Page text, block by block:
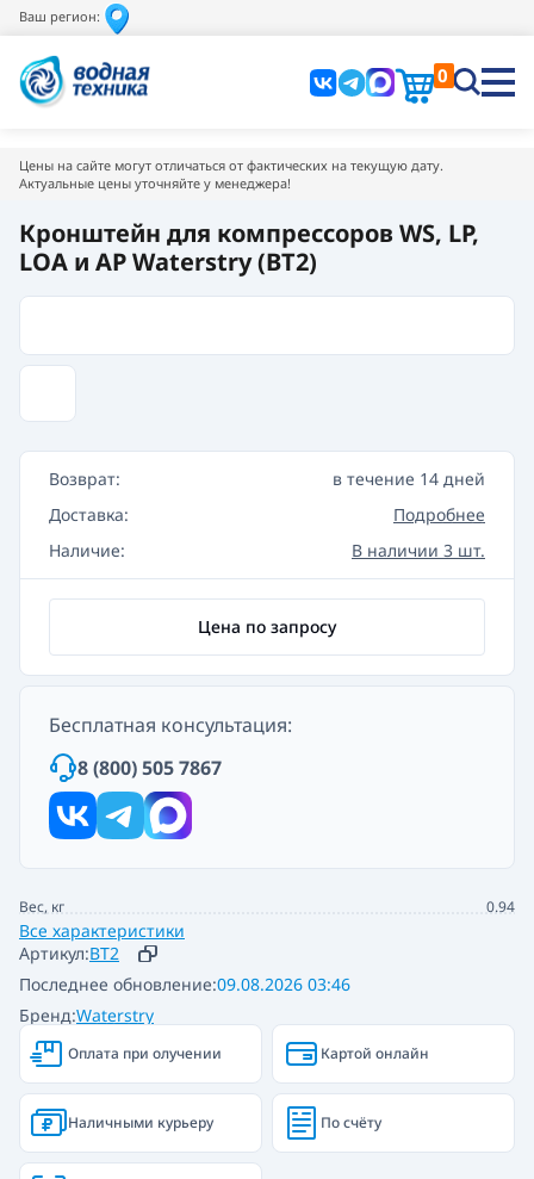
Ваш регион:
0
Цены на сайте могут отличаться от фактических на текущую дату.
Актуальные цены уточняйте у менеджера!
Кронштейн для компрессоров WS, LP,
LOA и AP Waterstry (ВТ2)
Артикул:ВТ2
Бренд:Waterstry
Последнее обновление:09.08.2026 03:46
Вес, кг 0.94
Все характеристики
Возврат:
в течение 14 дней
Доставка:
Подробнее
Наличие:
В наличии 3 шт.
Цена по запросу
Бесплатная консультация:
8 (800) 505 7867
Оплата при олучении Картой онлайн
Наличными курьеру По счёту